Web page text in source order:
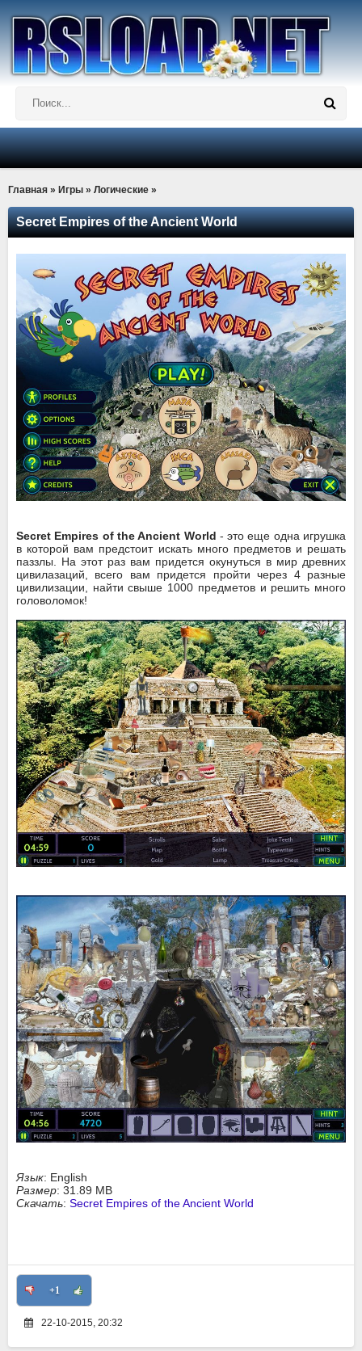
Главная » Игры » Логические »
Secret Empires of the Ancient World
Secret Empires of the Ancient World - это еще одна игрушка
в которой вам предстоит искать много предметов и решать
паззлы. На этот раз вам придется окунуться в мир древних
цивилазаций, всего вам придется пройти через 4 разные
цивилизации, найти свыше 1000 предметов и решить много
головоломок!
Язык: English
Размер: 31.89 MB
Скачать: Secret Empires of the Ancient World
+1
22-10-2015, 20:32